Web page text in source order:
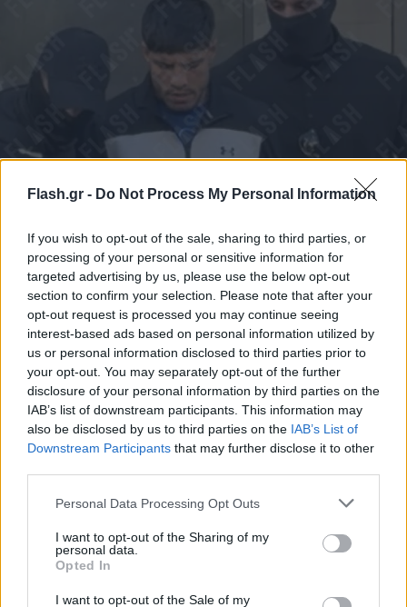
Flash.gr - Do Not Process My Personal Information
If you wish to opt-out of the sale, sharing to third parties, or
processing of your personal or sensitive information for
targeted advertising by us, please use the below opt-out
section to confirm your selection. Please note that after your
opt-out request is processed you may continue seeing
interest-based ads based on personal information utilized by
us or personal information disclosed to third parties prior to
your opt-out. You may separately opt-out of the further
disclosure of your personal information by third parties on the
IAB’s list of downstream participants. This information may
also be disclosed by us to third parties on the IAB’s List of
Downstream Participants that may further disclose it to other
Please note that this website/app uses one or more Google
not limited to your visit or usage behaviour. You may click to
grant or deny consent to Google and its third-party tags to
use your data for below specified purposes in below Google
consent section.
Personal Data Processing Opt Outs
I want to opt-out of the Sharing of my
personal data.
Opted In
I want to opt-out of the Sale of my
«Ίσως να μην είναι ο ίδιος»: Συγκλονίζουν οι
Αμερικανοί που υιοθέτησαν τον 26χρονο Αφγανό
στη Λέσβο
07.08.2026 ΓΙΏΡΓΟΣ ΓΕΩΡΓΑΚΌΠΟΥΛΟΣ